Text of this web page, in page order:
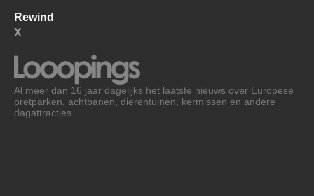
Rewind
X
Al meer dan 16 jaar dagelijks het laatste nieuws over Europese
pretparken, achtbanen, dierentuinen, kermissen en andere
dagattracties.